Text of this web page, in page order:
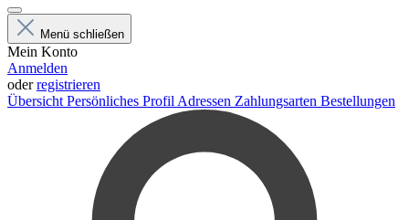
Menü schließen
Mein Konto
Anmelden
oderregistrieren
Übersicht Persönliches Profil Adressen Zahlungsarten Bestellungen